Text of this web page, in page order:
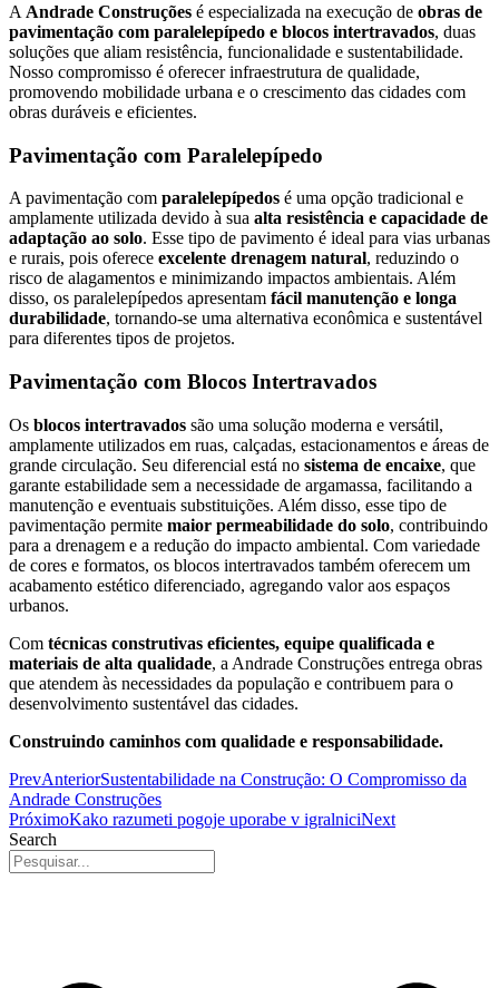
A Andrade Construções é especializada na execução de obras de
pavimentação com paralelepípedo e blocos intertravados, duas
soluções que aliam resistência, funcionalidade e sustentabilidade.
Nosso compromisso é oferecer infraestrutura de qualidade,
promovendo mobilidade urbana e o crescimento das cidades com
obras duráveis e eficientes.
Pavimentação com Paralelepípedo
A pavimentação com paralelepípedos é uma opção tradicional e
amplamente utilizada devido à sua alta resistência e capacidade de
adaptação ao solo. Esse tipo de pavimento é ideal para vias urbanas
e rurais, pois oferece excelente drenagem natural, reduzindo o
risco de alagamentos e minimizando impactos ambientais. Além
disso, os paralelepípedos apresentam fácil manutenção e longa
durabilidade, tornando-se uma alternativa econômica e sustentável
para diferentes tipos de projetos.
Pavimentação com Blocos Intertravados
Os blocos intertravados são uma solução moderna e versátil,
amplamente utilizados em ruas, calçadas, estacionamentos e áreas de
grande circulação. Seu diferencial está no sistema de encaixe, que
garante estabilidade sem a necessidade de argamassa, facilitando a
manutenção e eventuais substituições. Além disso, esse tipo de
pavimentação permite maior permeabilidade do solo, contribuindo
para a drenagem e a redução do impacto ambiental. Com variedade
de cores e formatos, os blocos intertravados também oferecem um
acabamento estético diferenciado, agregando valor aos espaços
urbanos.
Com técnicas construtivas eficientes, equipe qualificada e
materiais de alta qualidade, a Andrade Construções entrega obras
que atendem às necessidades da população e contribuem para o
desenvolvimento sustentável das cidades.
Construindo caminhos com qualidade e responsabilidade.
PrevAnteriorSustentabilidade na Construção: O Compromisso da
Andrade Construções
PróximoKako razumeti pogoje uporabe v igralniciNext
Search